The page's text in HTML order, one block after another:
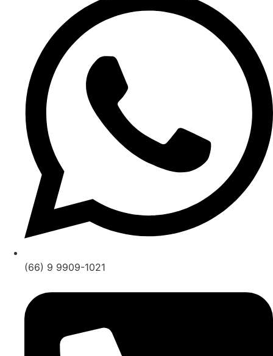
(66) 9 9909-1021